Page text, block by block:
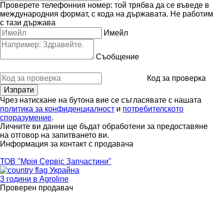
Проверете телефонния номер: той трябва да се въведе в
международния формат, с кода на държавата. Не работим
с тази държава
Имейл
Съобщение
Код за проверка
Чрез натискане на бутона вие се съгласявате с нашата
политика за конфиденциалност и потребителското
споразумение.
Личните ви данни ще бъдат обработени за предоставяне
на отговор на запитването ви.
Информация за контакт с продавача
ТОВ "Мрія Сервіс Запчастини"
Украйна
3 години в Agroline
Проверен продавач